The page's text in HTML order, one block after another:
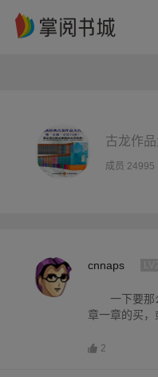
古龙作品
成员 24995
cnnaps
一下要那
章一章的买，
2